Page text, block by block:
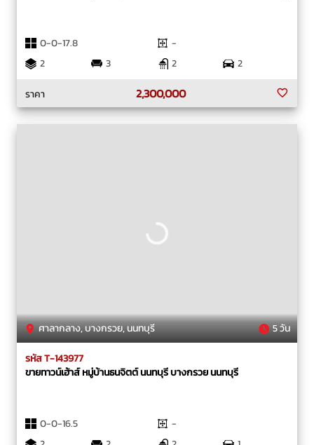
0-0-17.8
-
2
3 2
2
ราคา
2,300,000
ศาลากลาง, บางกรวย, นนทบุรี 5 วัน
รหัส T-143977
ขายทาวน์เฮ้าส์ หมู่บ้านธนจิตต์ นนทบุรี บางกรวย นนทบุรี
0-0-16.5
-